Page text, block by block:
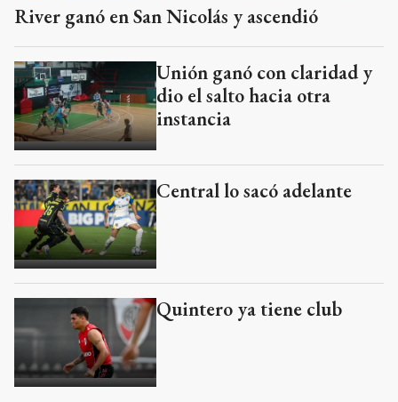
River ganó en San Nicolás y ascendió
Unión ganó con claridad y
dio el salto hacia otra
instancia
Central lo sacó adelante
Quintero ya tiene club